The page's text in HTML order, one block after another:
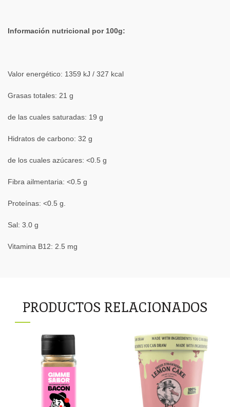
Información nutricional por 100g:
Valor energético: 1359 kJ / 327 kcal
Grasas totales: 21 g
de las cuales saturadas: 19 g
Hidratos de carbono: 32 g
de los cuales azúcares: <0.5 g
Fibra ailmentaria: <0.5 g
Proteínas: <0.5 g.
Sal: 3.0 g
Vitamina B12: 2.5 mg
PRODUCTOS RELACIONADOS